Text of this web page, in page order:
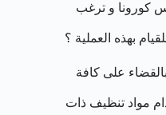
كورونا و ترغب
بهذه العملية ؟
على كافة
% عبر استخدام مواد تنظيف ذات